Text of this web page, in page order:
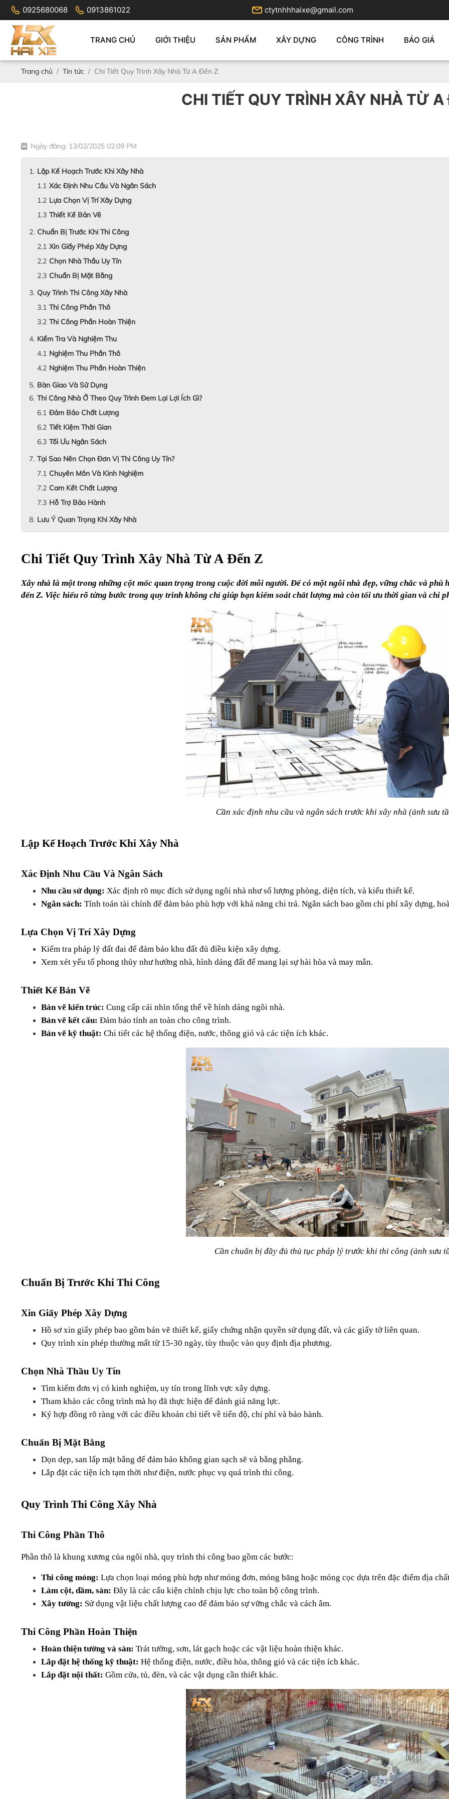
0925680068 0913861022 ctytnhhhaixe@gmail.com
TRANG CHỦ GIỚI THIỆU SẢN PHẨM XÂY DỰNG CÔNG TRÌNH BÁO GIÁ
Trang chủ Tin tức Chi Tiết Quy Trình Xây Nhà Từ A Đến Z
CHI TIẾT QUY TRÌNH XÂY NHÀ TỪ A
Ngày đăng: 13/02/2025 02:09 PM
Lập Kế Hoạch Trước Khi Xây Nhà
Xác Định Nhu Cầu Và Ngân Sách
Lựa Chọn Vị Trí Xây Dựng
Thiết Kế Bản Vẽ
Chuẩn Bị Trước Khi Thi Công
Xin Giấy Phép Xây Dựng
Chọn Nhà Thầu Uy Tín
Chuẩn Bị Mặt Bằng
Quy Trình Thi Công Xây Nhà
Thi Công Phần Thô
Thi Công Phần Hoàn Thiện
Kiểm Tra Và Nghiệm Thu
Nghiệm Thu Phần Thô
Nghiệm Thu Phần Hoàn Thiện
Bàn Giao Và Sử Dụng
Thi Công Nhà Ở Theo Quy Trình Đem Lại Lợi Ích Gì?
Đảm Bảo Chất Lượng
Tiết Kiệm Thời Gian
Tối Ưu Ngân Sách
Tại Sao Nên Chọn Đơn Vị Thi Công Uy Tín?
Chuyên Môn Và Kinh Nghiệm
Cam Kết Chất Lượng
Hỗ Trợ Bảo Hành
Lưu Ý Quan Trọng Khi Xây Nhà
Chi Tiết Quy Trình Xây Nhà Từ A Đến Z
Xây nhà là một trong những cột mốc quan trọng trong cuộc đời mỗi người. Để có một ngôi nhà đẹp, vững chắc và phù
đến Z. Việc hiểu rõ từng bước trong quy trình không chỉ giúp bạn kiểm soát chất lượng mà còn tối ưu thời gian và chi
Cần xác định nhu cầu và ngân sách trước khi xây nhà (ảnh sưu
Lập Kế Hoạch Trước Khi Xây Nhà
Xác Định Nhu Cầu Và Ngân Sách
Nhu cầu sử dụng: Xác định rõ mục đích sử dụng ngôi nhà như số lượng phòng, diện tích, và kiểu thiết kế.
Ngân sách: Tính toán tài chính để đảm bảo phù hợp với khả năng chi trả. Ngân sách bao gồm chi phí xây dựng,
Lựa Chọn Vị Trí Xây Dựng
Kiểm tra pháp lý đất đai để đảm bảo khu đất đủ điều kiện xây dựng.
Xem xét yếu tố phong thủy như hướng nhà, hình dáng đất để mang lại sự hài hòa và may mắn.
Thiết Kế Bản Vẽ
Bản vẽ kiến trúc: Cung cấp cái nhìn tổng thể về hình dáng ngôi nhà.
Bản vẽ kết cấu: Đảm bảo tính an toàn cho công trình.
Bản vẽ kỹ thuật: Chi tiết các hệ thống điện, nước, thông gió và các tiện ích khác.
Cần chuẩn bị đầy đủ thủ tục pháp lý trước khi thi công (ảnh sưu
Chuẩn Bị Trước Khi Thi Công
Xin Giấy Phép Xây Dựng
Hồ sơ xin giấy phép bao gồm bản vẽ thiết kế, giấy chứng nhận quyền sử dụng đất, và các giấy tờ liên quan.
Quy trình xin phép thường mất từ 15-30 ngày, tùy thuộc vào quy định địa phương.
Chọn Nhà Thầu Uy Tín
Tìm kiếm đơn vị có kinh nghiệm, uy tín trong lĩnh vực xây dựng.
Tham khảo các công trình mà họ đã thực hiện để đánh giá năng lực.
Ký hợp đồng rõ ràng với các điều khoản chi tiết về tiến độ, chi phí và bảo hành.
Chuẩn Bị Mặt Bằng
Dọn dẹp, san lấp mặt bằng để đảm bảo không gian sạch sẽ và bằng phẳng.
Lắp đặt các tiện ích tạm thời như điện, nước phục vụ quá trình thi công.
Quy Trình Thi Công Xây Nhà
Thi Công Phần Thô
Phần thô là khung xương của ngôi nhà, quy trình thi công bao gồm các bước:
Thi công móng: Lựa chọn loại móng phù hợp như móng đơn, móng băng hoặc móng cọc dựa trên đặc điểm địa
Làm cột, dầm, sàn: Đây là các cấu kiện chính chịu lực cho toàn bộ công trình.
Xây tường: Sử dụng vật liệu chất lượng cao để đảm bảo sự vững chắc và cách âm.
Thi Công Phần Hoàn Thiện
Hoàn thiện tường và sàn: Trát tường, sơn, lát gạch hoặc các vật liệu hoàn thiện khác.
Lắp đặt hệ thống kỹ thuật: Hệ thống điện, nước, điều hòa, thông gió và các tiện ích khác.
Lắp đặt nội thất: Gồm cửa, tủ, đèn, và các vật dụng cần thiết khác.